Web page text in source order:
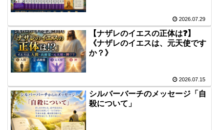
2026.07.29
【ナザレのイエスの正体は❓】
《ナザレのイエスは、元天使です
か？》
2026.07.15
シルバーバーチのメッセージ「自
殺について」